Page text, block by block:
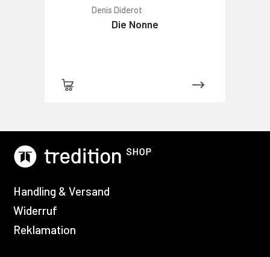
Denis Diderot
Die Nonne
Handling & Versand
Widerruf
Reklamation